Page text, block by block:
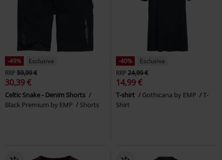
-49%
Esclusiva
RRP59,99 €
30,39 €
Celtic Snake - Denim Shorts
Black Premium by EMP
Shorts
-40%
Esclusiva
RRP24,99 €
14,99 €
T-shirt Gothicana by EMP
T-
Shirt